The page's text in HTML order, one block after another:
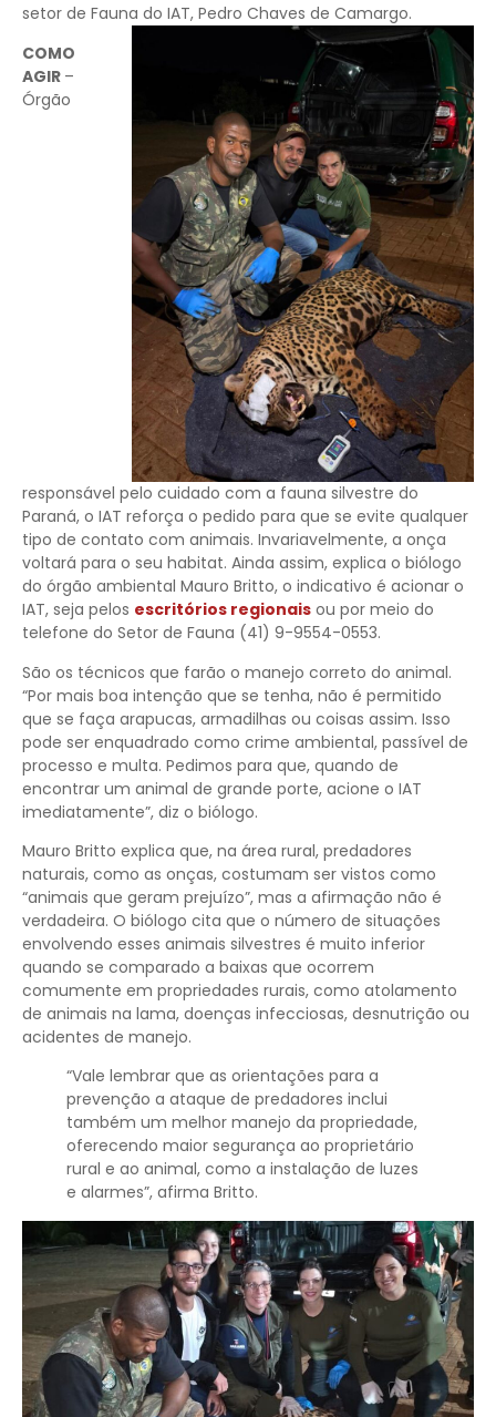
setor de Fauna do IAT, Pedro Chaves de Camargo.
COMO
AGIR –
Órgão
responsável pelo cuidado com a fauna silvestre do
Paraná, o IAT reforça o pedido para que se evite qualquer
tipo de contato com animais. Invariavelmente, a onça
voltará para o seu habitat. Ainda assim, explica o biólogo
do órgão ambiental Mauro Britto, o indicativo é acionar o
IAT, seja pelos escritórios regionais ou por meio do
telefone do Setor de Fauna (41) 9-9554-0553.
São os técnicos que farão o manejo correto do animal.
“Por mais boa intenção que se tenha, não é permitido
que se faça arapucas, armadilhas ou coisas assim. Isso
pode ser enquadrado como crime ambiental, passível de
processo e multa. Pedimos para que, quando de
encontrar um animal de grande porte, acione o IAT
imediatamente”, diz o biólogo.
Mauro Britto explica que, na área rural, predadores
naturais, como as onças, costumam ser vistos como
“animais que geram prejuízo”, mas a afirmação não é
verdadeira. O biólogo cita que o número de situações
envolvendo esses animais silvestres é muito inferior
quando se comparado a baixas que ocorrem
comumente em propriedades rurais, como atolamento
de animais na lama, doenças infecciosas, desnutrição ou
acidentes de manejo.
“Vale lembrar que as orientações para a
prevenção a ataque de predadores inclui
também um melhor manejo da propriedade,
oferecendo maior segurança ao proprietário
rural e ao animal, como a instalação de luzes
e alarmes”, afirma Britto.